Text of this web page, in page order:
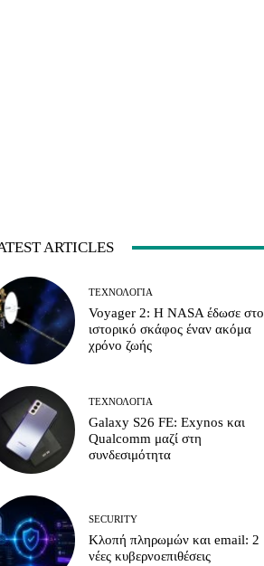
ARTICLES
ΤΕΧΝΟΛΟΓΊΑ
Voyager 2: Η NASA έδωσε στο
ιστορικό σκάφος έναν ακόμα
χρόνο ζωής
ΤΕΧΝΟΛΟΓΊΑ
Galaxy S26 FE: Exynos και
Qualcomm μαζί στη
συνδεσιμότητα
SECURITY
Κλοπή πληρωμών και email: 2
νέες κυβερνοεπιθέσεις